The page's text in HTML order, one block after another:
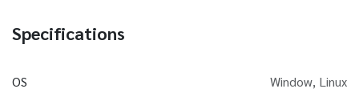
Specifications
OS Window, Linux